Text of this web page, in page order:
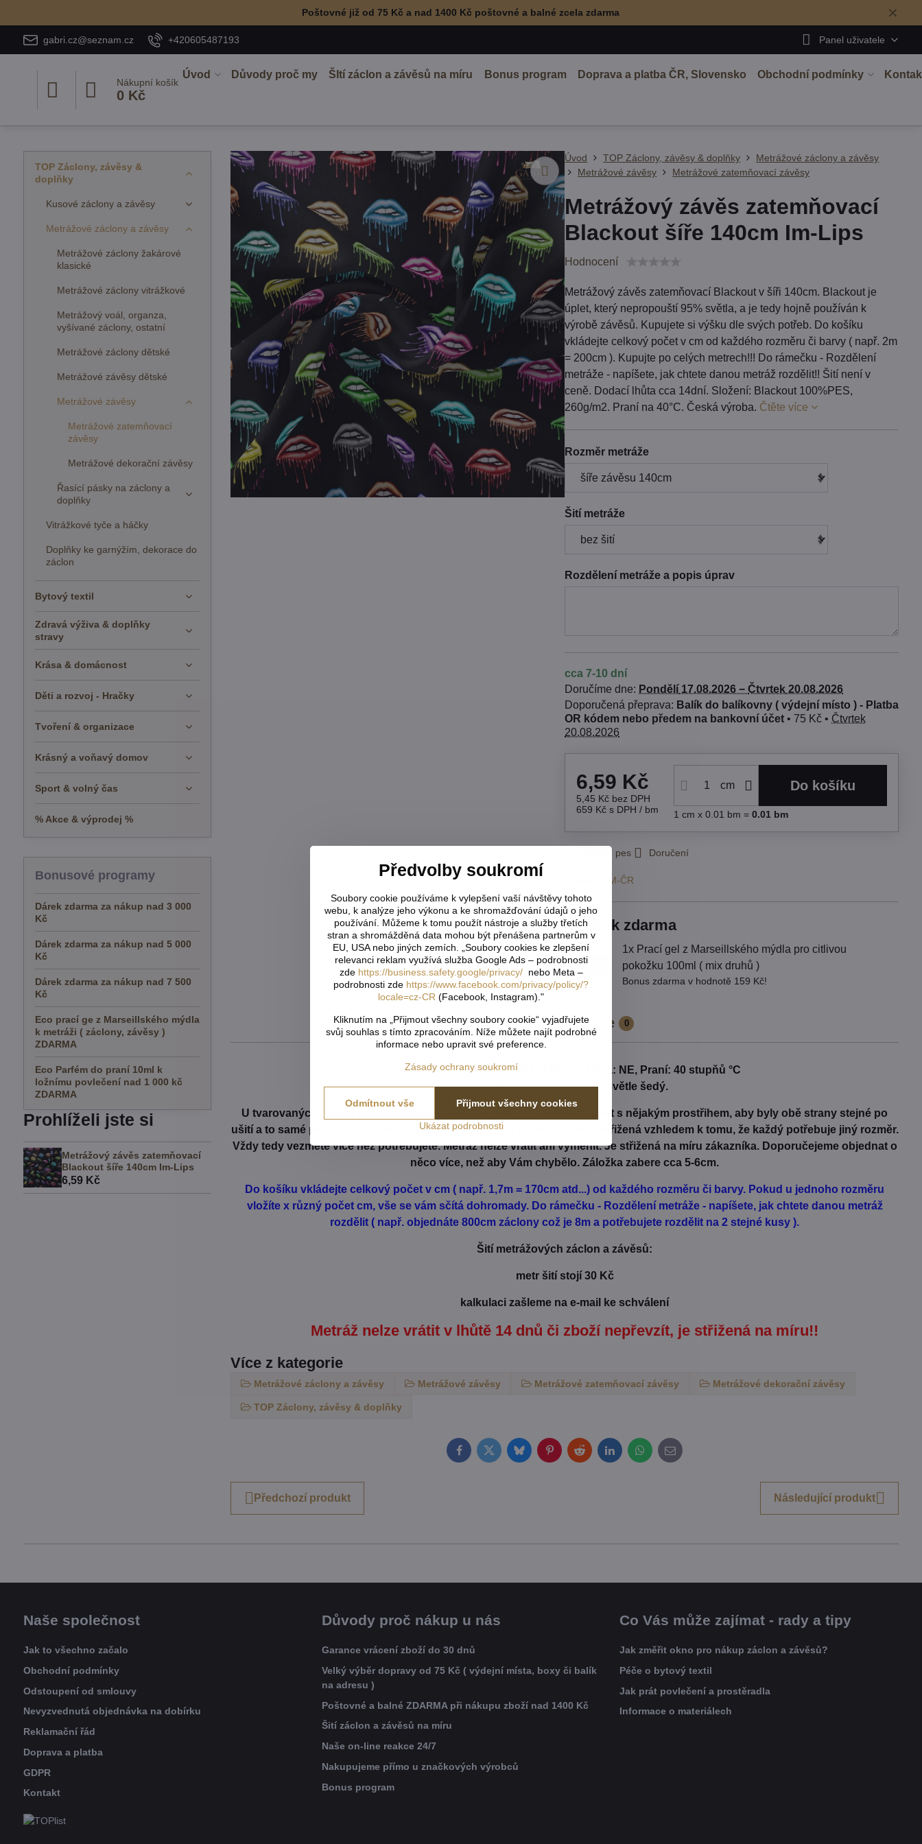
✕
Poštovné již od 75 Kč a nad 1400 Kč poštovné a balné zcela zdarma
gabri.cz@seznam.cz +420605487193 Panel uživatele
Nákupní košík
0 Kč
Úvod Důvody proč my ŠItí záclon a závěsů na míru Bonus program Doprava a platba ČR, Slovensko Obchodní podmínky
Úvod TOP Záclony, závěsy & doplňky
Metrážové záclony a závěsy
Metrážové závěsy
Metrážové zatemňovací závěsy
Metrážový závěs zatemňovací
Blackout šíře 140cm Im-Lips
Hodnocení
Metrážový závěs zatemňovací Blackout v šíři 140cm. Blackout je
úplet, který nepropouští 95% světla, a je tedy hojně používán k
výrobě závěsů. Kupujete si výšku dle svých potřeb. Do košíku
vkládejte celkový počet v cm od každého rozměru či barvy ( např. 2m
= 200cm ). Kupujte po celých metrech!!! Do rámečku - Rozdělení
metráže - napíšete, jak chtete danou metráž rozdělit!! Šití není v
ceně. Dodací lhůta cca 14dní. Složení: Blackout 100%PES,
260g/m2. Praní na 40°C. Česká výroba. Čtěte více
Rozměr metráže
Šití metráže
Rozdělení metráže a popis úprav
cca 7-10 dní
Doručíme dne: Pondělí 17.08.2026 −Čtvrtek 20.08.2026
Balík do balíkovny ( výdejní místo ) - Platba
OR kódem nebo předem na bankovní účet• 75 Kč • Čtvrtek
20.08.2026
6,59 Kč
5,45 Kč bez DPH
659 Kč s DPH / bm
cm Do košíku
1 cm x 0.01 bm = 0.01 bm
Hlídací pes Doručení
IM-ČR
Dárek zdarma
1x Prací gel z Marseillského mýdla pro citlivou
pokožku 100ml ( mix druhů )
Bonus zdarma v hodnotě 159 Kč!
Popis Recenze 0
- Péče: Žehlení: ANO, Aviváž: ANO, Sušička: NE, Praní: 40 stupňů °C
- Materiál je z rubové strany světle šedý.
U tvarovaných záclon čí vzororvaných látek ( závěsů ) je potřeba počítat s nějakým prostřihem, aby byly obě strany stejné po
ušití a to samé platí pro vzor. Nikdy nevíme předem, jak přijde záclona ustřižená vzhledem k tomu, že každý potřebuje jiný rozměr.
Vždy tedy vezměte více než potřebujete. Metráž nelze vrátit ani vyměnit. Je střižená na míru zákazníka. Doporučejeme objednat o
něco více, než aby Vám chybělo. Záložka zabere cca 5-6cm.
Do košíku vkládejte celkový počet v cm ( např. 1,7m = 170cm atd...) od každého rozměru či barvy. Pokud u jednoho rozměru
vložíte x různý počet cm, vše se vám sčítá dohromady. Do rámečku - Rozdělení metráže - napíšete, jak chtete danou metráž
rozdělit ( např. objednáte 800cm záclony což je 8m a potřebujete rozdělit na 2 stejné kusy ).
Šití metrážových záclon a závěsů:
metr šití stojí 30 Kč
kalkulaci zašleme na e-mail ke schválení
Metráž nelze vrátit v lhůtě 14 dnů či zboží nepřevzít, je střižená na míru!!
Více z kategorie
Metrážové záclony a závěsy Metrážové závěsy Metrážové zatemňovací závěsy Metrážové dekorační závěsy
TOP Záclony, závěsy & doplňky
FacebookTwitterBlueskyPinterestRedditLinkedInWhatsApp
E-
mail
Předchozí produkt Následující produkt
TOP Záclony, závěsy &
doplňky
Kusové záclony a závěsy
Metrážové záclony a závěsy
Metrážové záclony žakárové
klasické
Metrážové záclony vitrážkové
Metrážový voál, organza,
vyšívané záclony, ostatní
Metrážové záclony dětské
Metrážové závěsy dětské
Metrážové závěsy
Metrážové zatemňovací
závěsy
Metrážové dekorační závěsy
Řasící pásky na záclony a
doplňky
Vitrážkové tyče a háčky
Doplňky ke garnýžím, dekorace do
záclon
Bytový textil
Zdravá výživa & doplňky
stravy
Krása & domácnost
Děti a rozvoj - Hračky
Tvoření & organizace
Krásný a voňavý domov
Sport & volný čas
% Akce & výprodej %
Bonusové programy
Dárek zdarma za nákup nad 3 000
Kč
Dárek zdarma za nákup nad 5 000
Kč
Dárek zdarma za nákup nad 7 500
Kč
Eco prací ge z Marseillského mýdla
k metráži ( záclony, závěsy )
ZDARMA
Eco Parfém do praní 10ml k
ložnímu povlečení nad 1 000 kč
ZDARMA
Prohlíželi jste si
Metrážový závěs zatemňovací
Blackout šíře 140cm Im-Lips
6,59 Kč
Naše společnost
Jak to všechno začalo
Obchodní podmínky
Odstoupení od smlouvy
Nevyzvednutá objednávka na dobírku
Reklamační řád
Doprava a platba
GDPR
Kontakt
Důvody proč nákup u nás
Garance vrácení zboží do 30 dnů
Velký výběr dopravy od 75 Kč ( výdejní místa, boxy či balík
na adresu )
Poštovné a balné ZDARMA při nákupu zboží nad 1400 Kč
Šití záclon a závěsů na míru
Naše on-line reakce 24/7
Nakupujeme přímo u značkových výrobců
Bonus program
Co Vás může zajímat - rady a tipy
Jak změřit okno pro nákup záclon a závěsů?
Péče o bytový textil
Jak prát povlečení a prostěradla
Informace o materiálech
Předvolby soukromí
Soubory cookie používáme k vylepšení vaší návštěvy tohoto
webu, k analýze jeho výkonu a ke shromažďování údajů o jeho
používání. Můžeme k tomu použít nástroje a služby třetích
stran a shromážděná data mohou být přenášena partnerům v
EU, USA nebo jiných zemích. „Soubory cookies ke zlepšení
relevanci reklam využívá služba Google Ads – podrobnosti
zde https://business.safety.google/privacy/nebo Meta –
podrobnosti zde https://www.facebook.com/privacy/policy/?
locale=cz-CR (Facebook, Instagram)."
Kliknutím na „Přijmout všechny soubory cookie“ vyjadřujete
svůj souhlas s tímto zpracováním. Níže můžete najít podrobné
informace nebo upravit své preference.
Zásady ochrany soukromí
Ukázat podrobnosti
Přijmout všechny cookies
Odmítnout vše